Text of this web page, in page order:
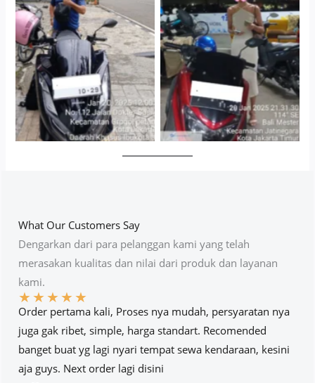
Antar Jemput Kendaraan
Cityplaza Jatinegara
Gedung Parkir P6A
What Our Customers Say
Dengarkan dari para pelanggan kami yang telah
merasakan kualitas dan nilai dari produk dan layanan
kami.
★★★★★
Order pertama kali, Proses nya mudah, persyaratan nya
juga gak ribet, simple, harga standart. Recomended
banget buat yg lagi nyari tempat sewa kendaraan, kesini
aja guys. Next order lagi disini